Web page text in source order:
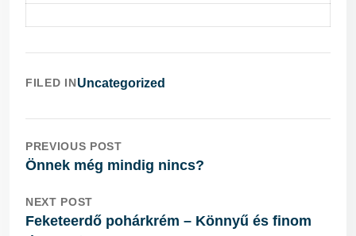
FILED INUncategorized
PREVIOUS POST
Önnek még mindig nincs?
NEXT POST
Feketeerdő pohárkrém – Könnyű és finom